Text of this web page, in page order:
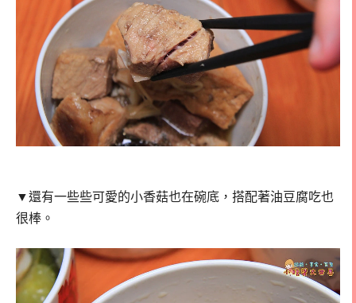
▼還有一些些可愛的小香菇也在碗底，搭配著油豆腐吃也
很棒。